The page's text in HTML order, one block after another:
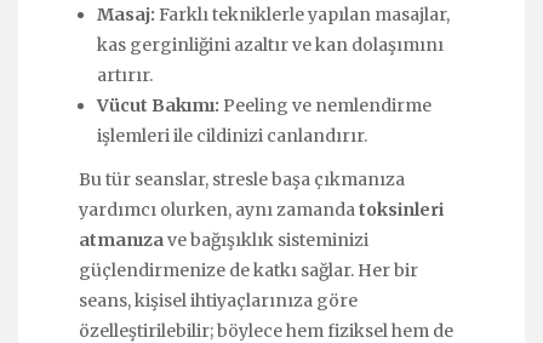
Masaj: Farklı tekniklerle yapılan masajlar,
kas gerginliğini azaltır ve kan dolaşımını
artırır.
Vücut Bakımı: Peeling ve nemlendirme
işlemleri ile cildinizi canlandırır.
Bu tür seanslar, stresle başa çıkmanıza
yardımcı olurken, aynı zamandatoksinleri
atmanızave bağışıklık sisteminizi
güçlendirmenize de katkı sağlar. Her bir
seans, kişisel ihtiyaçlarınıza göre
özelleştirilebilir; böylece hem fiziksel hem de